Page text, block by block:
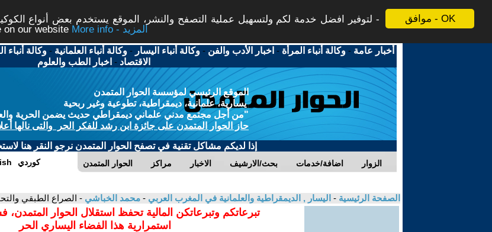
موافق - OK
لتوفير افضل خدمة لكم ولتسهيل عملية التصفح والنشر، الموقع يستخدم بعض أنواع
on our website
More info - المزيد
أخبار عامة -وكالة أنباء المرأة - اخبار الأدب والفن -وكالة أنباء اليسار -وكالة أنباء العلمانية -وكالة أنباء
الاقتصاد - اخبار الطب والعلوم
الموقع الرئيسي لمؤسسة الحوار المتمدن
يسارية، علمانية، ديمقراطية، تطوعية وغير ربحية
"من أجل مجتمع مدني علماني ديمقراطي حديث يضمن الحرية
حاز الحوار المتمدن على جائزة ابن رشد للفكر الحر والتى نالها
إذا لديكم مشاكل تقنية في تصفح الحوار المتمدن نرجو النقر هنا
الحوار المتمدن مراكز الاخبار بحث/الارشيف اضافة/خدمات الزوار كوردي
الصفحة الرئيسية - اليسار , الديمقراطية والعلمانية في المغرب العربي - محمد الخباشي - الصراع الطبقي
تبرعاتكم وتبرعاتكن المالية تحفظ استقلال الحوار
استمرارية هذا الفضاء اليساري الحر